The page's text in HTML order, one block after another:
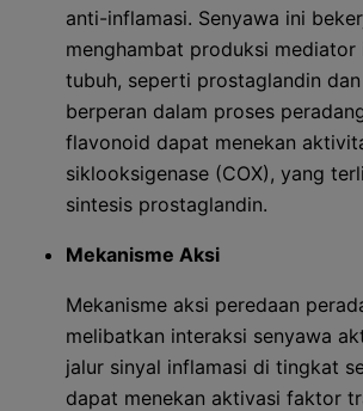
anti-inflamasi. Senyawa ini
menghambat produksi mediator
tubuh, seperti prostaglandin
berperan dalam proses
flavonoid dapat menekan
siklooksigenase (COX), yang
sintesis prostaglandin.
Mekanisme Aksi
Mekanisme aksi peredaan
melibatkan interaksi senyawa
jalur sinyal inflamasi di tingkat
dapat menekan aktivasi faktor